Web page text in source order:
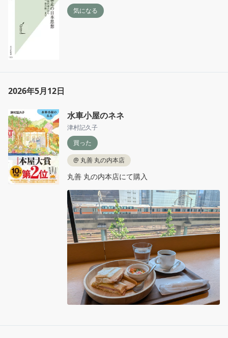
気になる
2026年5月12日
水車小屋のネネ
津村記久子
買った
@ 丸善 丸の内本店
丸善 丸の内本店にて購入